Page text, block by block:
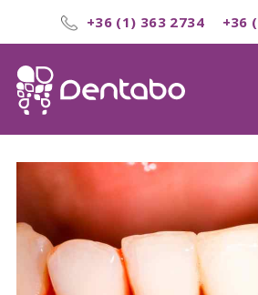
+36 (1) 363 2734 +36